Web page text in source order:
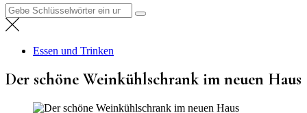
Suche
nach:
Essen und Trinken
Der schöne Weinkühlschrank im neuen Haus